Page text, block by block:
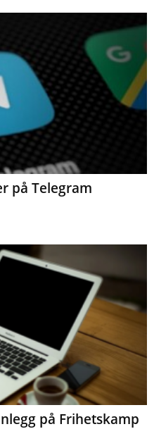
på Telegram
på Frihetskamp